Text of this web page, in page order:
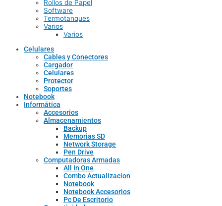
Rollos de Papel
Software
Termotanques
Varios
Varios
Celulares
Cables y Conectores
Cargador
Celulares
Protector
Soportes
Notebook
Informática
Accesorios
Almacenamientos
Backup
Memorias SD
Network Storage
Pen Drive
Computadoras Armadas
All In One
Combo Actualizacion
Notebook
Notebook Accesorios
Pc De Escritorio